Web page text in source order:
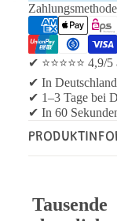
✔ ⭐⭐⭐⭐⭐ 4,9/
✔ In
✔ 1–3 Tage bei
✔ In 60
Tausende